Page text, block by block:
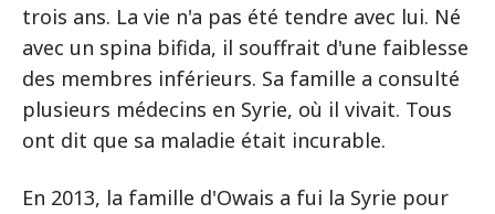
trois ans. La vie n'a pas été tendre avec lui. Né
avec un spina bifida, il souffrait d'une faiblesse
des membres inférieurs. Sa famille a consulté
plusieurs médecins en Syrie, où il vivait. Tous
ont dit que sa maladie était incurable.
En 2013, la famille d'Owais a fui la Syrie pour